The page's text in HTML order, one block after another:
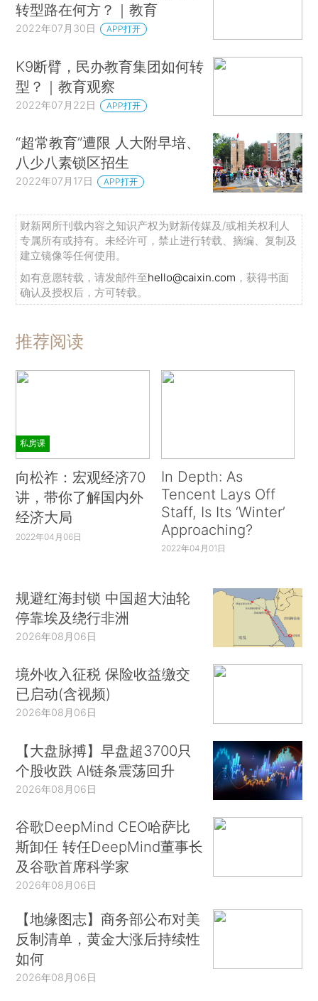
转型路在何方？｜教育
2022年07月30日 APP打开
K9断臂，民办教育集团如何转
型？｜教育观察
2022年07月22日 APP打开
“超常教育”遭限 人大附早培、
八少八素锁区招生
2022年07月17日 APP打开
财新网所刊载内容之知识产权为财新传媒及/或相关权利人
专属所有或持有。未经许可，禁止进行转载、摘编、复制及
建立镜像等任何使用。
如有意愿转载，请发邮件至hello@caixin.com ，获得书面
确认及授权后，方可转载。
推荐阅读
私房课
向松祚：宏观经济70
讲，带你了解国内外
经济大局
2022年04月06日
In Depth: As
Tencent Lays Off
Staff, Is Its ‘Winter’
Approaching?
2022年04月01日
规避红海封锁 中国超大油轮
停靠埃及绕行非洲
2026年08月06日
境外收入征税 保险收益缴交
已启动(含视频)
2026年08月06日
【大盘脉搏】早盘超3700只
个股收跌 AI链条震荡回升
2026年08月06日
谷歌DeepMind CEO哈萨比
斯卸任 转任DeepMind董事长
及谷歌首席科学家
2026年08月06日
【地缘图志】商务部公布对美
反制清单，黄金大涨后持续性
如何
2026年08月06日